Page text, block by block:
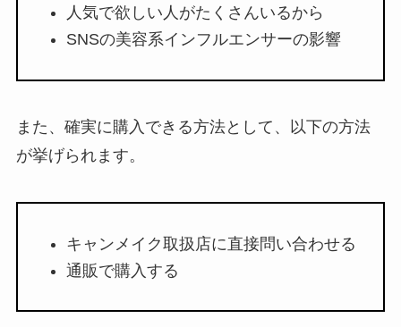
人気で欲しい人がたくさんいるから
SNSの美容系インフルエンサーの影響
また、確実に購入できる方法として、以下の方法
が挙げられます。
キャンメイク取扱店に直接問い合わせる
通販で購入する